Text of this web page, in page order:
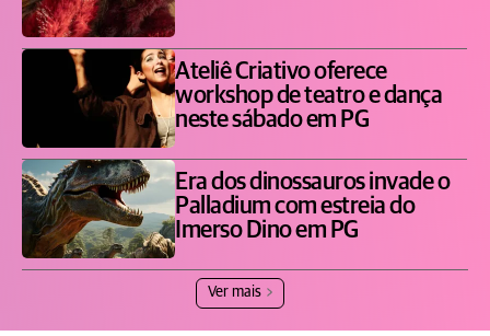
Ateliê Criativo oferece
workshop de teatro e dança
neste sábado em PG
Era dos dinossauros invade o
Palladium com estreia do
Imerso Dino em PG
Ver mais